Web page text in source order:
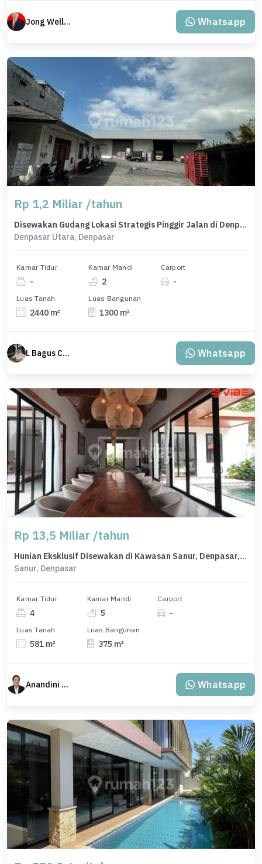
Jong Welly Sutrisno Whatsapp
Rp 1,2 Miliar /tahun
Disewakan Gudang Lokasi Strategis Pinggir Jalan di Denpasar Utara
Denpasar Utara, Denpasar
Kamar Tidur
-
Kamar Mandi
2
Carport
-
Luas Tanah
2440 m²
Luas Bangunan
1300 m²
L Bagus Cakra Baskara Whatsapp
Rp 13,5 Miliar /tahun
Hunian Eksklusif Disewakan di Kawasan Sanur, Denpasar, LB 375m²
Sanur, Denpasar
Kamar Tidur
4
Kamar Mandi
5
Carport
-
Luas Tanah
581 m²
Luas Bangunan
375 m²
Anandini Property Whatsapp